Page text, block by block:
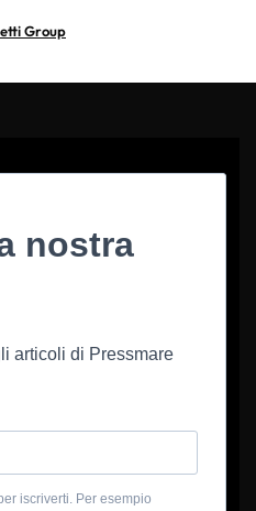
Group
nostra
articoli di Pressmare
iscriverti. Per esempio